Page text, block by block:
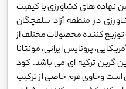
نهاده های کشاورزی با کیفیت
در منطقه آزاد سلفچگان
کننده محصولات مختلف از
پرونایس ایرانی، مونتانا
گرین ترکیه ای می باشد. کود
وحاوی فرم خاصی از ترکیب